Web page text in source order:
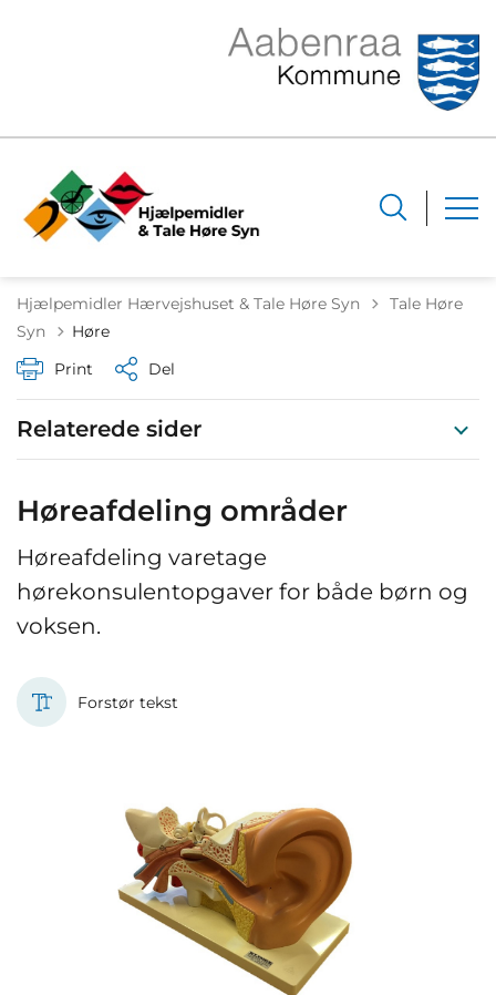
Hjælpemidler Hærvejshuset & Tale Høre Syn Tilbage til
Tale Høre
Syn
Høre
Print
Del
Relaterede sider
Høreafdeling områder
Høreafdeling varetage
hørekonsulentopgaver for både børn og
voksen.
Forstør tekst